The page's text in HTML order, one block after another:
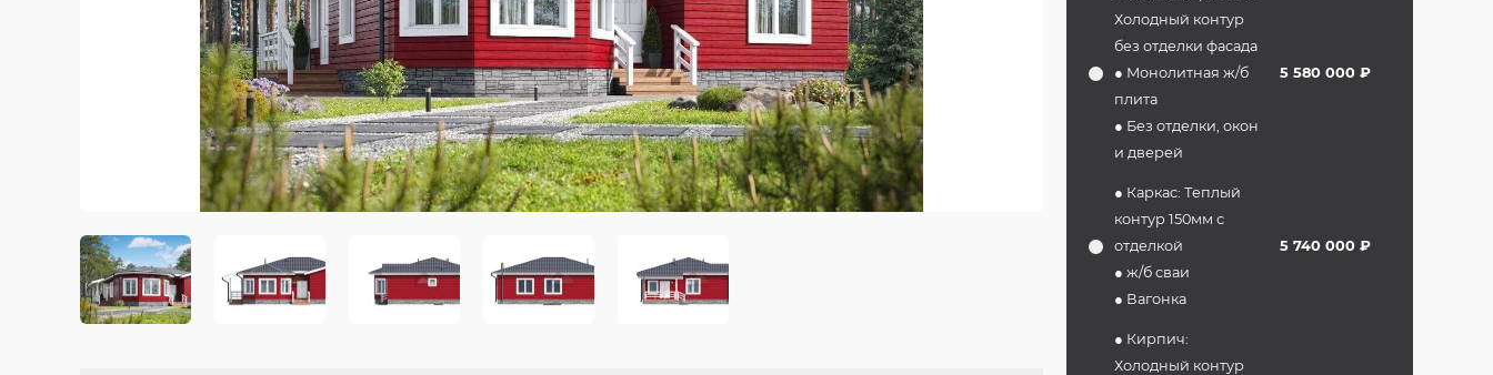
Холодный контур
без отделки фасада
● Монолитная ж/б
плита
● Без отделки, окон
и дверей
5 580 000 ₽
● Каркас: Теплый
контур 150мм с
отделкой
● ж/б сваи
● Вагонка
5 740 000 ₽
● Кирпич:
Холодный контур